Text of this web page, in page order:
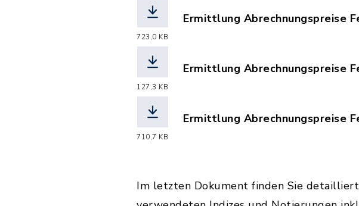
723,0 KB
Ermittlung Abrechnungspreise
127,3 KB
Ermittlung Abrechnungspreise
710,7 KB
Ermittlung Abrechnungspreise
Im letzten Dokument finden Sie